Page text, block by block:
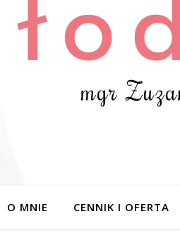
O MNIE CENNIK I OFERTA